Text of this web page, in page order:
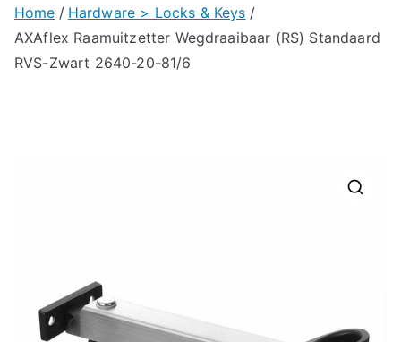
Home
Hardware > Locks & Keys
AXAflex Raamuitzetter Wegdraaibaar (RS) Standaard
RVS-Zwart 2640-20-81/6